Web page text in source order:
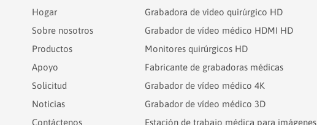
Hogar
Sobre nosotros
Productos
Apoyo
Solicitud
Noticias
Contáctenos
Grabadora de video quirúrgico HD
Grabador de vídeo médico HDMI HD
Monitores quirúrgicos HD
Fabricante de grabadoras médicas
Grabador de vídeo médico 4K
Grabador de vídeo médico 3D
Estación de trabajo médica para imágenes